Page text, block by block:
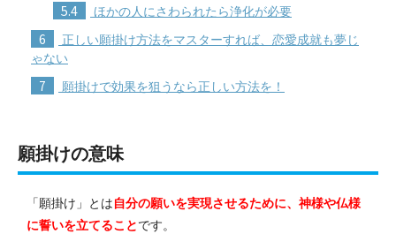
5.4 ほかの人にさわられたら浄化が必要
6
正しい願掛け方法をマスターすれば、恋愛成就も夢じ
ゃない
7 願掛けで効果を狙うなら正しい方法を！
願掛けの意味
「願掛け」とは自分の願いを実現させるために、神様や仏様
に誓いを立てることです。